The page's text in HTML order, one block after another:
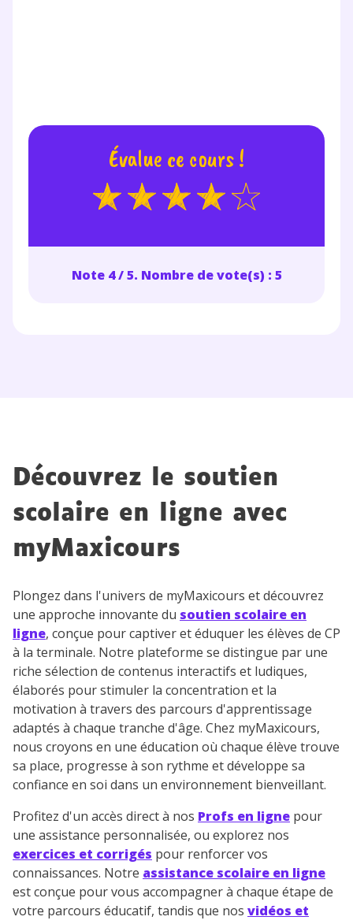
Évalue ce cours !
Note 4 / 5. Nombre de vote(s) : 5
Découvrez le soutien
scolaire en ligne avec
myMaxicours
Plongez dans l'univers de myMaxicours et découvrez
une approche innovante du soutien scolaire en
ligne, conçue pour captiver et éduquer les élèves de CP
à la terminale. Notre plateforme se distingue par une
riche sélection de contenus interactifs et ludiques,
élaborés pour stimuler la concentration et la
motivation à travers des parcours d'apprentissage
adaptés à chaque tranche d'âge. Chez myMaxicours,
nous croyons en une éducation où chaque élève trouve
sa place, progresse à son rythme et développe sa
confiance en soi dans un environnement bienveillant.
Profitez d'un accès direct à nos Profs en ligne pour
une assistance personnalisée, ou explorez nos
exercices et corrigés pour renforcer vos
connaissances. Notre assistance scolaire en ligne
est conçue pour vous accompagner à chaque étape de
votre parcours éducatif, tandis que nos vidéos et